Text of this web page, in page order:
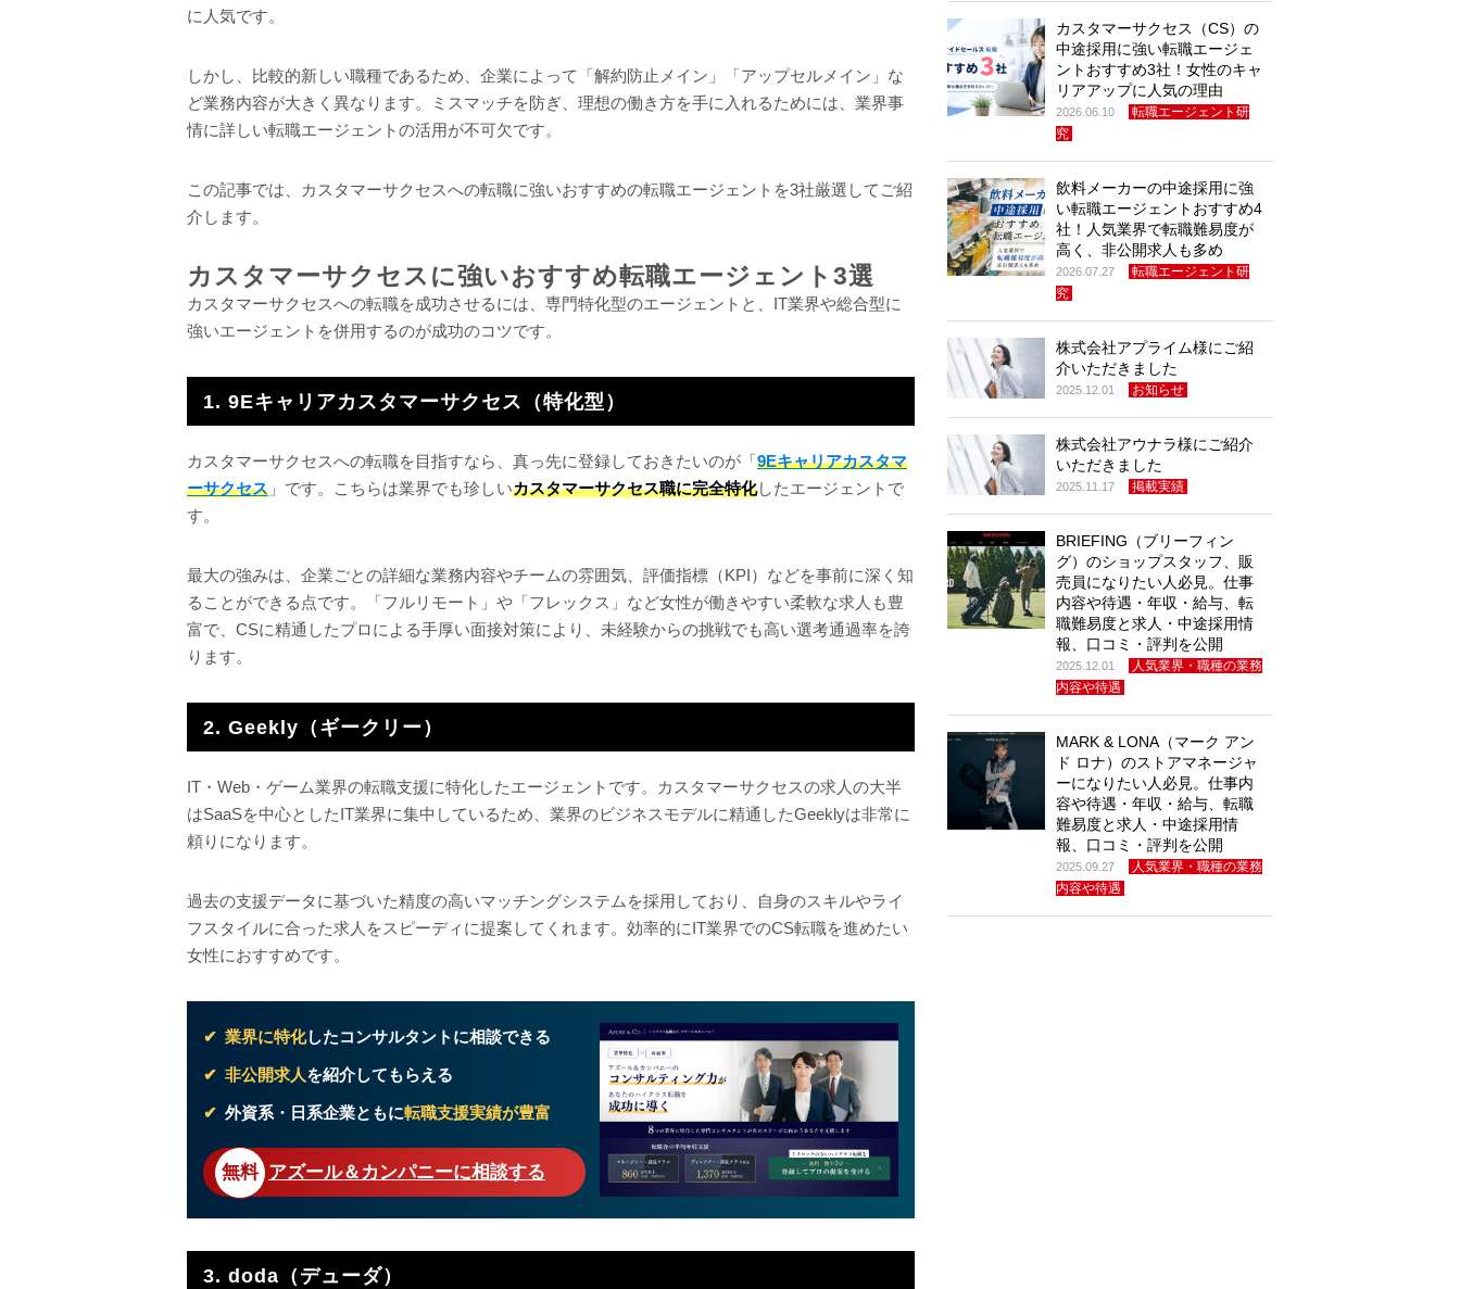
に人気です。
しかし、比較的新しい職種であるため、企業によって「解約防止メイン」「アップセルメイン」な
ど業務内容が大きく異なります。ミスマッチを防ぎ、理想の働き方を手に入れるためには、業界事
情に詳しい転職エージェントの活用が不可欠です。
この記事では、カスタマーサクセスへの転職に強いおすすめの転職エージェントを3社厳選してご紹
介します。
カスタマーサクセスに強いおすすめ転職エージェント3選
カスタマーサクセスへの転職を成功させるには、専門特化型のエージェントと、IT業界や総合型に
強いエージェントを併用するのが成功のコツです。
1. 9Eキャリアカスタマーサクセス（特化型）
カスタマーサクセスへの転職を目指すなら、真っ先に登録しておきたいのが「9Eキャリアカスタマ
ーサクセス 」です。こちらは業界でも珍しいカスタマーサクセス職に完全特化したエージェントで
す。
最大の強みは、企業ごとの詳細な業務内容やチームの雰囲気、評価指標（KPI）などを事前に深く知
ることができる点です。「フルリモート」や「フレックス」など女性が働きやすい柔軟な求人も豊
富で、CSに精通したプロによる手厚い面接対策により、未経験からの挑戦でも高い選考通過率を誇
ります。
2. Geekly（ギークリー）
IT・Web・ゲーム業界の転職支援に特化したエージェントです。カスタマーサクセスの求人の大半
はSaaSを中心としたIT業界に集中しているため、業界のビジネスモデルに精通したGeeklyは非常に
頼りになります。
過去の支援データに基づいた精度の高いマッチングシステムを採用しており、自身のスキルやライ
フスタイルに合った求人をスピーディに提案してくれます。効率的にIT業界でのCS転職を進めたい
女性におすすめです。
業界に特化したコンサルタントに相談できる
非公開求人を紹介してもらえる
外資系・日系企業ともに転職支援実績が豊富
アズール＆カンパニーに相談する
3. doda（デューダ）
カスタマーサクセス（CS）の
中途採用に強い転職エージェ
ントおすすめ3社！女性のキャ
リアアップに人気の理由
2026.06.10
転職エージェント研
究
飲料メーカーの中途採用に強
い転職エージェントおすすめ4
社！人気業界で転職難易度が
高く、非公開求人も多め
2026.07.27
転職エージェント研
究
株式会社アプライム様にご紹
介いただきました
2025.12.01 お知らせ
株式会社アウナラ様にご紹介
いただきました
2025.11.17 掲載実績
BRIEFING（ブリーフィン
グ）のショップスタッフ、販
売員になりたい人必見。仕事
内容や待遇・年収・給与、転
職難易度と求人・中途採用情
報、口コミ・評判を公開
2025.12.01
人気業界・職種の業務
内容や待遇
MARK & LONA（マーク アン
ド ロナ）のストアマネージャ
ーになりたい人必見。仕事内
容や待遇・年収・給与、転職
難易度と求人・中途採用情
報、口コミ・評判を公開
2025.09.27
人気業界・職種の業務
内容や待遇